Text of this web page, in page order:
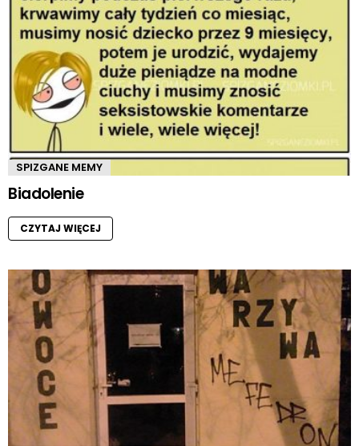
SPIZGANE MEMY
Biadolenie
CZYTAJ WIĘCEJ